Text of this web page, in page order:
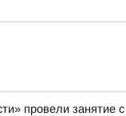
провели